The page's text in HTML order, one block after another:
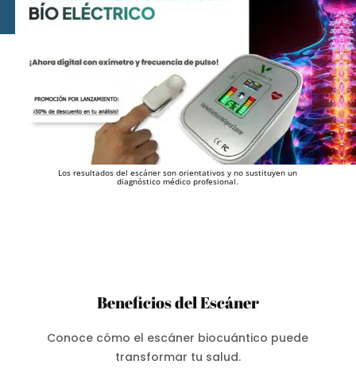
Los resultados del escáner son orientativos y no sustituyen un
diagnóstico médico profesional.
Beneficios del Escáner
Conoce cómo el escáner biocuántico puede
transformar tu salud.